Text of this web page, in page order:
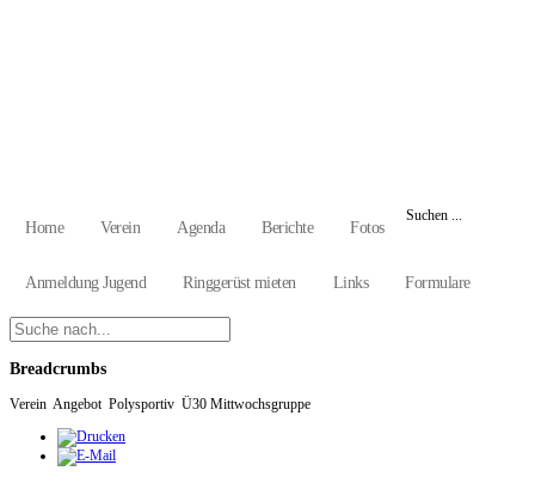
Home Verein Agenda Berichte Fotos
Anmeldung Jugend Ringgerüst mieten Links Formulare
Suchen ...
Breadcrumbs
Verein Angebot Polysportiv Ü30 Mittwochsgruppe